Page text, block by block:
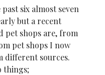
six almost seven
but a recent
pet shops are, from
pet shops I now
different sources.
things;